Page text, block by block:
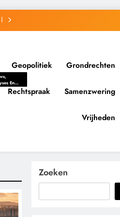
Geopolitiek Grondrechten
En
Politieke
Belangen
Rechtspraak Samenzwering
Vrijheden
Zoeken